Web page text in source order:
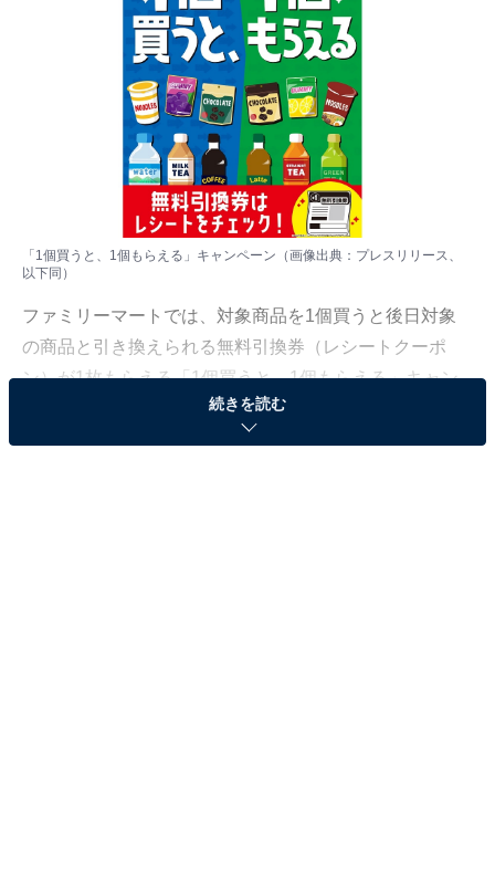
「1個買うと、1個もらえる」キャンペーン（画像出典：プレスリリース、
以下同）
ファミリーマートでは、対象商品を1個買うと後日対象
の商品と引き換えられる無料引換券（レシートクーポ
ン）が1枚もらえる「1個買うと、1個もらえる」キャン
ペーンを11月19日～12月2日の期間で実施中。対象商品
続きを読む